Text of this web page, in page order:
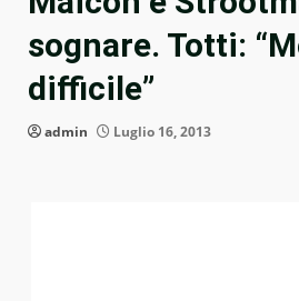
sognare. Totti:
difficile”
admin Luglio 16, 2013